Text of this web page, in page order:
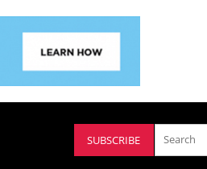
SUBSCRIBE